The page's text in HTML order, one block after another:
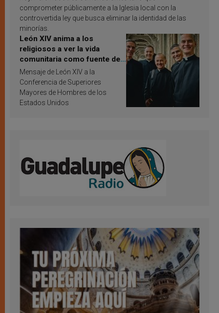
comprometer públicamente a la Iglesia local con la
controvertida ley que busca eliminar la identidad de las
minorías.
León XIV anima a los
religiosos a ver la vida
comunitaria como fuente de
inspiración y santificación
Mensaje de León XIV a la
Conferencia de Superiores
Mayores de Hombres de los
Estados Unidos